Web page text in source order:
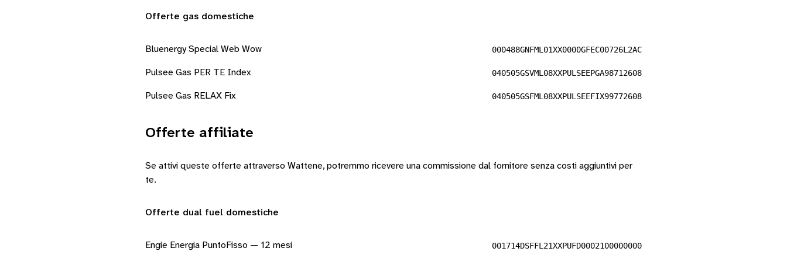
Offerte gas domestiche
Bluenergy Special Web Wow 000488GNFML01XX0000GFEC00726L2AC
Pulsee Gas PER TE Index 040505GSVML08XXPULSEEPGA98712608
Pulsee Gas RELAX Fix 040505GSFML08XXPULSEEFIX99772608
Offerte affiliate
Se attivi queste offerte attraverso Wattene, potremmo ricevere una commissione dal fornitore senza costi aggiuntivi per
te.
Offerte dual fuel domestiche
Engie Energia PuntoFisso — 12 mesi 001714DSFFL21XXPUFD0002100000000